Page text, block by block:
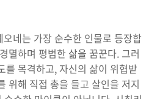
네는 가장 순수한 인물로 등장합
멸하며 평범한 삶을 꿈꾼다. 그러
를 목격하고, 자신의 삶이 위협받
위해 직접 총을 들고 살인을 저지